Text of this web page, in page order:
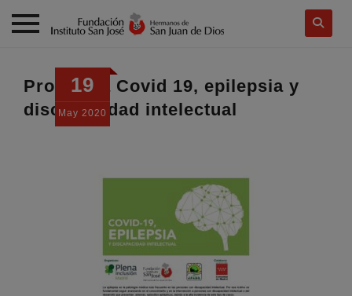
content
19
May 2020
Programa Covid 19, epilepsia y
discapacidad intelectual